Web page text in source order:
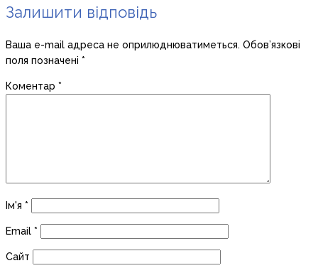
Залишити відповідь
Ваша e-mail адреса не оприлюднюватиметься. Обов’язкові
поля позначені *
Коментар *
Ім'я *
Email *
Сайт